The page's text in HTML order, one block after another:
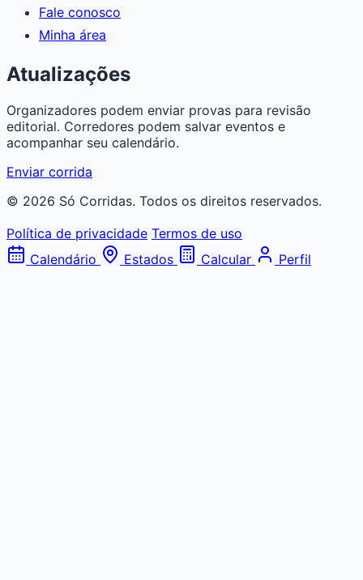
Fale conosco
Minha área
Atualizações
Organizadores podem enviar provas para revisão
editorial. Corredores podem salvar eventos e
acompanhar seu calendário.
Enviar corrida
© 2026 Só Corridas. Todos os direitos reservados.
Política de privacidade Termos de uso
Calendário
Estados Calcular Perfil